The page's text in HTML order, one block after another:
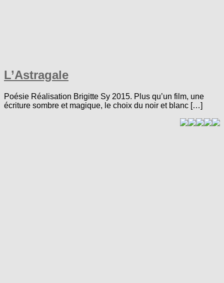
L’Astragale
Poésie Réalisation Brigitte Sy 2015. Plus qu’un film, une
écriture sombre et magique, le choix du noir et blanc […]